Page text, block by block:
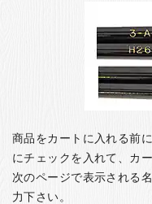
商品をカートに入れる前
にチェックを入れて、カ
次のページで表示される
力下さい。